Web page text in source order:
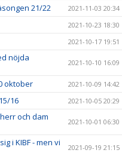
21/22 2021-11-03 20:34
2021-10-23 18:30
2021-10-17 19:51
nöjda
2021-10-10 16:09
oktober 2021-10-09 14:42
16 2021-10-05 20:29
och dam
2021-10-01 06:30
i KIBF - men vi
2021-09-19 21:15